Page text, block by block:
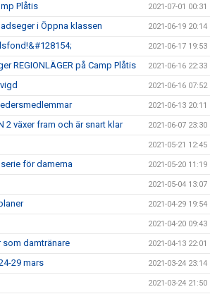
Plåtis 2021-07-01 00:31
i Öppna klassen 2021-06-19 20:14
2021-06-17 19:53
REGIONLÄGER på Camp Plåtis 2021-06-16 22:33
2021-06-16 07:52
2021-06-13 20:11
2 växer fram och är snart klar 2021-06-07 23:30
2021-05-21 12:45
för damerna 2021-05-20 11:19
2021-05-04 13:07
2021-04-29 19:54
2021-04-20 09:43
damtränare 2021-04-13 22:01
29 mars 2021-03-24 23:14
2021-03-24 21:50